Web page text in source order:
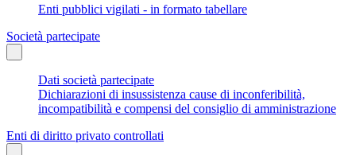
Enti pubblici vigilati - in formato tabellare
Società partecipate
Dati società partecipate
Dichiarazioni di insussistenza cause di inconferibilità,
incompatibilità e compensi del consiglio di amministrazione
Enti di diritto privato controllati